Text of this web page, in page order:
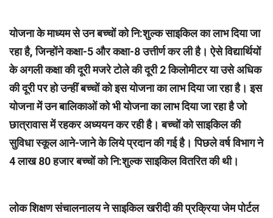
योजना के माध्यम से उन बच्चों को नि:शुल्क साइकिल का लाभ दिया जा
रहा है, जिन्होंने कक्षा-5 और कक्षा-8 उत्तीर्ण कर ली है। ऐसे विद्यार्थियों
के अगली कक्षा की दूरी मजरे टोले की दूरी 2 किलोमीटर या उसे अधिक
की दूरी पर हो उन्हीं बच्चों को इस योजना का लाभ दिया जा रहा है। इस
योजना में उन बालिकाओं को भी योजना का लाभ दिया जा रहा है जो
छात्रावास में रहकर अध्ययन कर रही है। बच्चों को साइकिल की
सुविधा स्कूल आने-जाने के लिये प्रदान की गई है। पिछले वर्ष विभाग ने
4 लाख 80 हजार बच्चों को नि:शुल्क साइकिल वितरित की थी।
लोक शिक्षण संचालनालय ने साइकिल खरीदी की प्रक्रिया जेम पोर्टल